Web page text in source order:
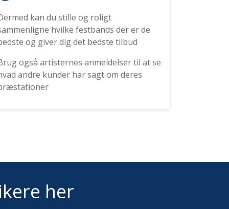
kan du stille og roligt
hvilke festbands der er de
og giver dig det bedste tilbud
også artisternes anmeldelser til at se
andre kunder har sagt om deres
her